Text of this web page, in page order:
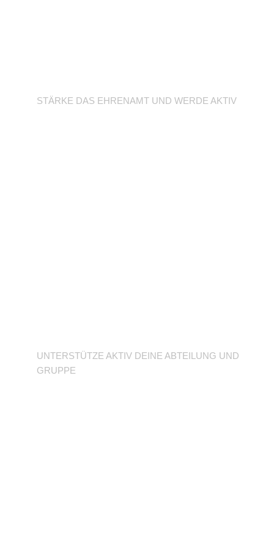
STÄRKE DAS EHRENAMT UND WERDE AKTIV
UNTERSTÜTZE AKTIV DEINE ABTEILUNG UND
GRUPPE